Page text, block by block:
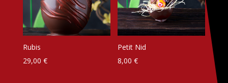
Rubis
29,00 €
Petit Nid
8,00€